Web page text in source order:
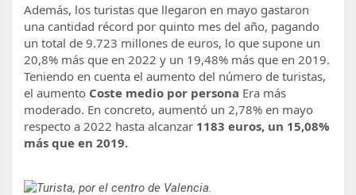
Además, los turistas que llegaron en mayo gastaron
una cantidad récord por quinto mes del año, pagando
un total de 9.723 millones de euros, lo que supone un
20,8% más que en 2022 y un 19,48% más que en 2019.
Teniendo en cuenta el aumento del número de turistas,
el aumento Coste medio por persona Era más
moderado. En concreto, aumentó un 2,78% en mayo
respecto a 2022 hasta alcanzar 1183 euros, un 15,08%
más que en 2019.